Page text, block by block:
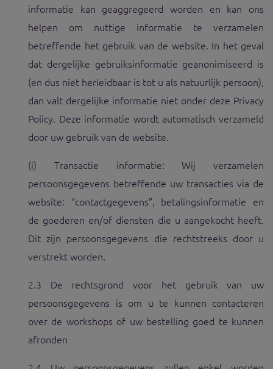
informatie kan geaggregeerd worden en kan ons
helpen om nuttige informatie te verzamelen
betreffende het gebruik van de website. In het geval
dat dergelijke gebruiksinformatie geanonimiseerd is
(en dus niet herleidbaar is tot u als natuurlijk persoon),
dan valt dergelijke informatie niet onder deze Privacy
Policy. Deze informatie wordt automatisch verzameld
door uw gebruik van de website.
(i) Transactie informatie: Wij verzamelen
persoonsgegevens betreffende uw transacties via de
website: “contactgegevens”, betalingsinformatie en
de goederen en/of diensten die u aangekocht heeft.
Dit zijn persoonsgegevens die rechtstreeks door u
verstrekt worden.
2.3 De rechtsgrond voor het gebruik van uw
persoonsgegevens is om u te kunnen contacteren
over de workshops of uw bestelling goed te kunnen
afronden